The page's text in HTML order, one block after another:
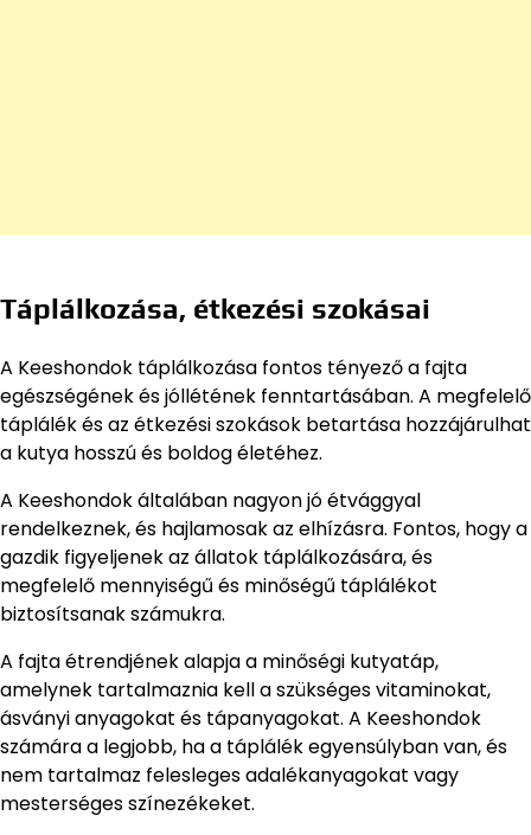
Táplálkozása, étkezési szokásai
A Keeshondok táplálkozása fontos tényező a fajta
egészségének és jóllétének fenntartásában. A megfelelő
táplálék és az étkezési szokások betartása hozzájárulhat
a kutya hosszú és boldog életéhez.
A Keeshondok általában nagyon jó étvággyal
rendelkeznek, és hajlamosak az elhízásra. Fontos, hogy a
gazdik figyeljenek az állatok táplálkozására, és
megfelelő mennyiségű és minőségű táplálékot
biztosítsanak számukra.
A fajta étrendjének alapja a minőségi kutyatáp,
amelynek tartalmaznia kell a szükséges vitaminokat,
ásványi anyagokat és tápanyagokat. A Keeshondok
számára a legjobb, ha a táplálék egyensúlyban van, és
nem tartalmaz felesleges adalékanyagokat vagy
mesterséges színezékeket.